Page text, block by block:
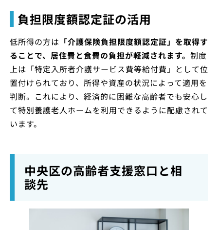
負担限度額認定証の活用
低所得の方は 「介護保険負担限度額認定証」を取得す
ることで、居住費と食費の負担が軽減されます。 制度
上は「特定入所者介護サービス費等給付費」として位
置付けられており、所得や資産の状況によって適用を
判断。これにより、経済的に困難な高齢者でも安心し
て特別養護老人ホームを利用できるように配慮されて
います。
中央区の高齢者支援窓口と相
談先